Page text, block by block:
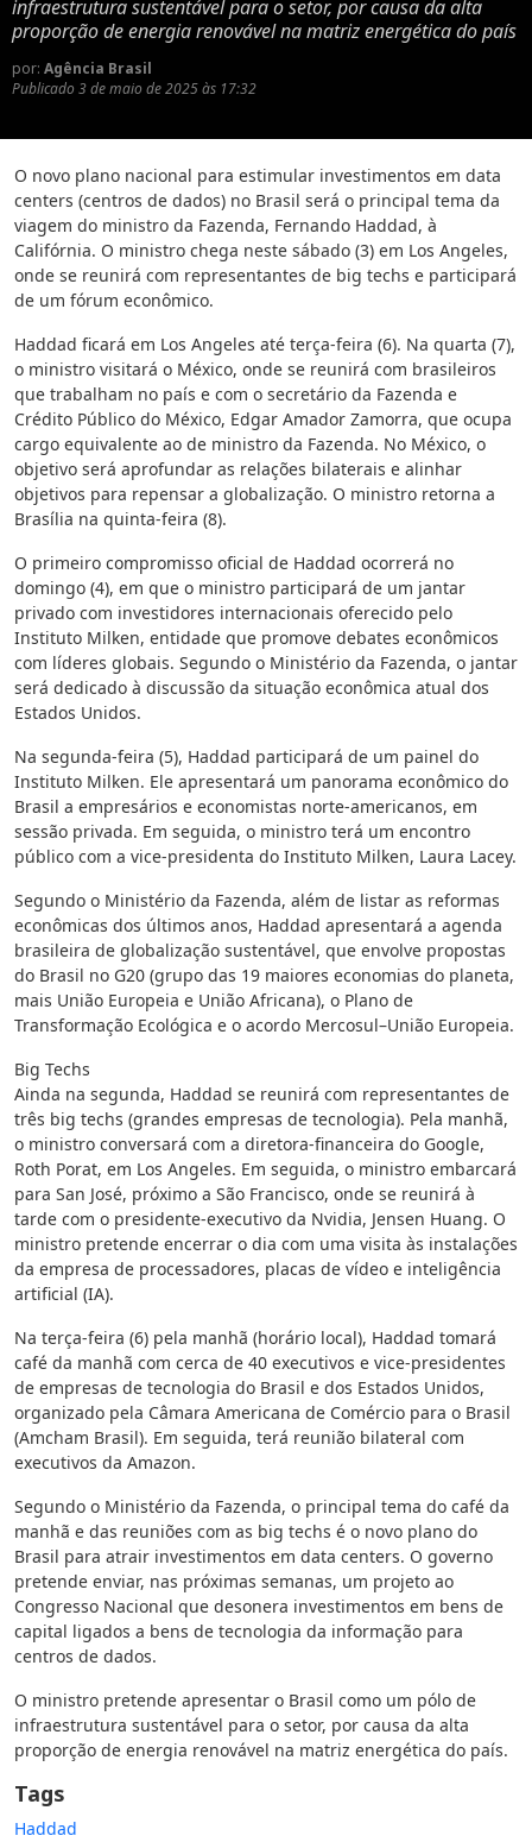
infraestrutura sustentável para o setor, por causa da alta
proporção de energia renovável na matriz energética do país
por: Agência Brasil
Publicado 3 de maio de 2025 às 17:32
O novo plano nacional para estimular investimentos em data
centers (centros de dados) no Brasil será o principal tema da
viagem do ministro da Fazenda, Fernando Haddad, à
Califórnia. O ministro chega neste sábado (3) em Los Angeles,
onde se reunirá com representantes de big techs e participará
de um fórum econômico.
Haddad ficará em Los Angeles até terça-feira (6). Na quarta (7),
o ministro visitará o México, onde se reunirá com brasileiros
que trabalham no país e com o secretário da Fazenda e
Crédito Público do México, Edgar Amador Zamorra, que ocupa
cargo equivalente ao de ministro da Fazenda. No México, o
objetivo será aprofundar as relações bilaterais e alinhar
objetivos para repensar a globalização. O ministro retorna a
Brasília na quinta-feira (8).
O primeiro compromisso oficial de Haddad ocorrerá no
domingo (4), em que o ministro participará de um jantar
privado com investidores internacionais oferecido pelo
Instituto Milken, entidade que promove debates econômicos
com líderes globais. Segundo o Ministério da Fazenda, o jantar
será dedicado à discussão da situação econômica atual dos
Estados Unidos.
Na segunda-feira (5), Haddad participará de um painel do
Instituto Milken. Ele apresentará um panorama econômico do
Brasil a empresários e economistas norte-americanos, em
sessão privada. Em seguida, o ministro terá um encontro
público com a vice-presidenta do Instituto Milken, Laura Lacey.
Segundo o Ministério da Fazenda, além de listar as reformas
econômicas dos últimos anos, Haddad apresentará a agenda
brasileira de globalização sustentável, que envolve propostas
do Brasil no G20 (grupo das 19 maiores economias do planeta,
mais União Europeia e União Africana), o Plano de
Transformação Ecológica e o acordo Mercosul–União Europeia.
Big Techs
Ainda na segunda, Haddad se reunirá com representantes de
três big techs (grandes empresas de tecnologia). Pela manhã,
o ministro conversará com a diretora-financeira do Google,
Roth Porat, em Los Angeles. Em seguida, o ministro embarcará
para San José, próximo a São Francisco, onde se reunirá à
tarde com o presidente-executivo da Nvidia, Jensen Huang. O
ministro pretende encerrar o dia com uma visita às instalações
da empresa de processadores, placas de vídeo e inteligência
artificial (IA).
Na terça-feira (6) pela manhã (horário local), Haddad tomará
café da manhã com cerca de 40 executivos e vice-presidentes
de empresas de tecnologia do Brasil e dos Estados Unidos,
organizado pela Câmara Americana de Comércio para o Brasil
(Amcham Brasil). Em seguida, terá reunião bilateral com
executivos da Amazon.
Segundo o Ministério da Fazenda, o principal tema do café da
manhã e das reuniões com as big techs é o novo plano do
Brasil para atrair investimentos em data centers. O governo
pretende enviar, nas próximas semanas, um projeto ao
Congresso Nacional que desonera investimentos em bens de
capital ligados a bens de tecnologia da informação para
centros de dados.
O ministro pretende apresentar o Brasil como um pólo de
infraestrutura sustentável para o setor, por causa da alta
proporção de energia renovável na matriz energética do país.
Tags
Haddad